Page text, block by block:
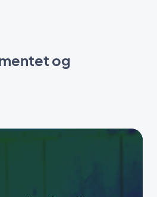
og